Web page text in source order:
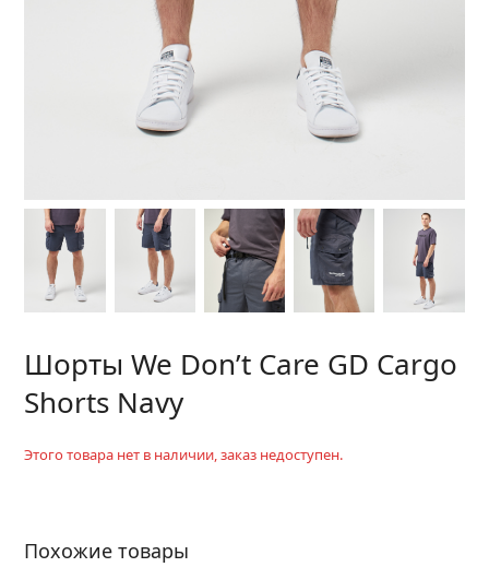
Шорты We Don’t Care GD Cargo
Shorts Navy
Этого товара нет в наличии, заказ недоступен.
Похожие товары